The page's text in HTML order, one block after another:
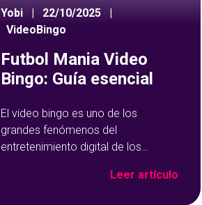
Yobi | 22/10/2025
|
VideoBingo
Futbol Mania Video
Bingo: Guía esencial
El video bingo es uno de los
grandes fenómenos del
entretenimiento digital de los
el surgimiento de una ampliaLeer artículo